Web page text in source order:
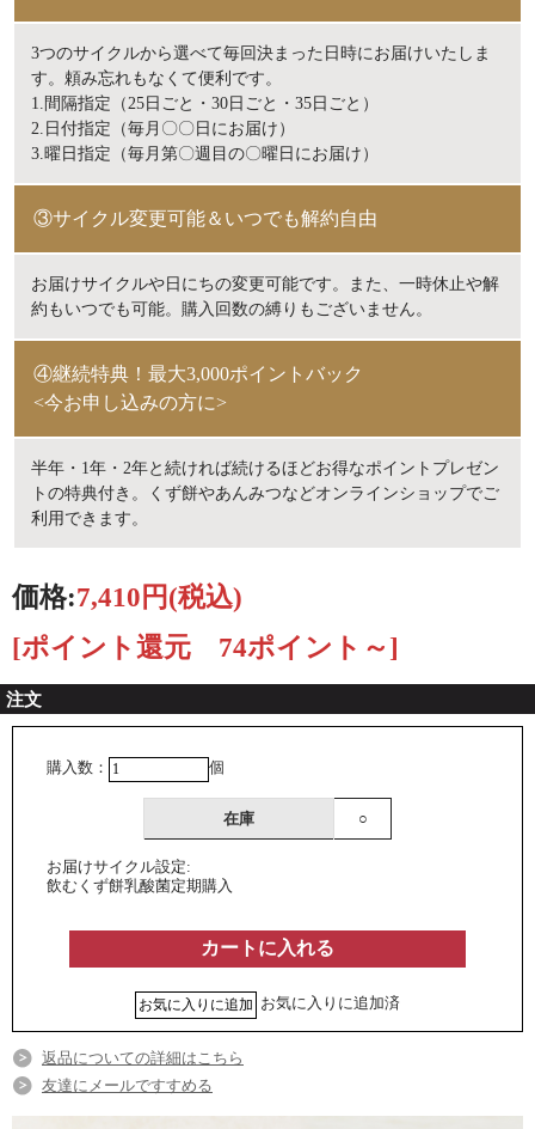
3つのサイクルから選べて毎回決まった日時にお届けいたしま
す。頼み忘れもなくて便利です。
1.間隔指定（25日ごと・30日ごと・35日ごと）
2.日付指定（毎月〇〇日にお届け）
3.曜日指定（毎月第〇週目の〇曜日にお届け）
③サイクル変更可能＆いつでも解約自由
お届けサイクルや日にちの変更可能です。また、一時休止や解
約もいつでも可能。購入回数の縛りもございません。
④継続特典！最大3,000ポイントバック
半年・1年・2年と続ければ続けるほどお得なポイントプレゼン
トの特典付き。くず餅やあんみつなどオンラインショップでご
利用できます。
価格:7,410円 (税込)
[ポイント還元 74ポイント～]
注文
購入数： 個
在庫 ○
お届けサイクル設定:
飲むくず餅乳酸菌定期購入
お気に入りに追加済
返品についての詳細はこちら
友達にメールですすめる